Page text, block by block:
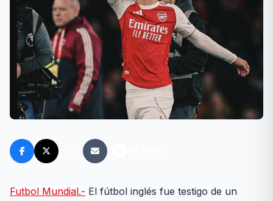
Futbol Mundial.- El fútbol inglés fue testigo de un